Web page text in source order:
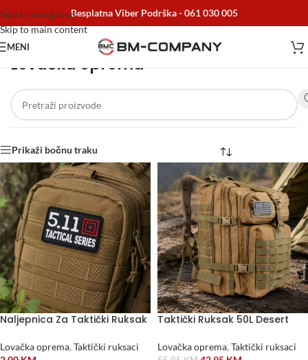
Skip to navigation
Skip to main content
Besplatna Viber Podrška -061 030 005
MENI
Lovačka oprema
Prikaži bočnu traku
Naljepnica Za Taktički Ruksak
Lovačka oprema, Taktički ruksaci
Taktički Ruksak 50L Desert
Lovačka oprema, Taktički ruksaci